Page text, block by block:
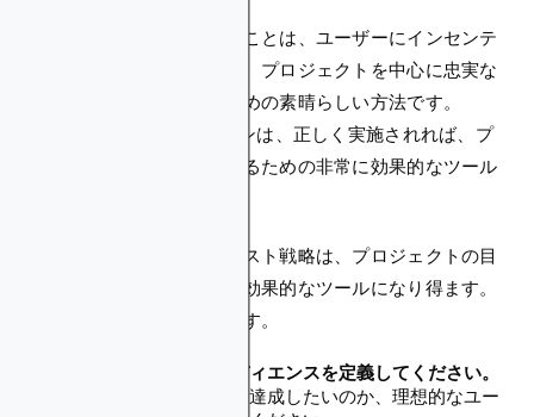
クリプトクエストを始めることは、ユーザーにインセンテ
ィブを与え、成長を促進し、プロジェクトを中心に忠実な
コミュニティを構築するための素晴らしい方法です。
Web3クエストキャンペーンは、正しく実施されれば、プ
ロジェクトの目標を達成するための非常に効果的なツール
よく考え抜かれた暗号クエスト戦略は、プロジェクトの目
標を達成するための非常に効果的なツールになり得ます。
始める方法は次のとおりです。
目標とターゲットオーディエンスを定義してください。
クリプトクエストで何を達成したいのか、理想的なユー